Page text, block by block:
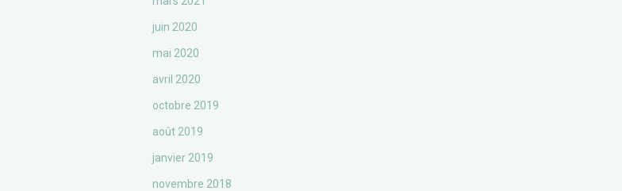
juin 2020
mai 2020
avril 2020
octobre 2019
août 2019
janvier 2019
novembre 2018